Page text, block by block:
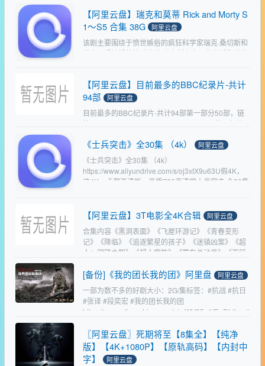
【阿里云盘】瑞克和莫蒂 Rick and Morty S
1～S5 合集 38G
阿里云盘
该剧主要围绕于愤世嫉俗的疯狂科学家瑞克·桑切斯和
他容易受挫折的外孙莫蒂·史密斯在自己的生活和其他
【阿里云盘】目前最多的BBC纪录片-共计
94部
阿里云盘
目前最多的BBC纪录片-共计94部第一部分50部，链
接：www.aliyundrive.com/s/pFsqojeJTBq第二部分
《士兵突击》全30集 （4k） 阿里云盘
《士兵突击》全30集 （4k）
https://www.aliyundrive.com/s/oj3xtX9u63U假4K，
这4K一点都不清晰，画质720高清吧士兵突击 全30集
【阿里云盘】3T电影全4K合辑 阿里云盘
合集内容《黑洞表面》《飞屋环游记》《青春变形
记》《降临》《追逐繁星的孩子》《迷镇凶案》《超
人：钢铁之躯》《超人家族》《赛车总动员》《西区
撕侦探》《美食总动…
[备份]《我的团长我的团》阿里盘 阿里云盘
一部为数不多的好剧大小：2G/集标签：#抗战 #抗日
#张译 #段奕宏 #我的团长我的团
https://www.aliyundrive.com/s/mWV95u1fEaDhttps://
〖阿里云盘〗死期将至【8集全】【纯净
版】【4K+1080P】【原轨高码】【内封中
字】
阿里云盘